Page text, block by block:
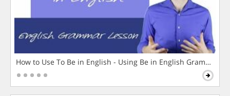
How to Use To Be in English - Using Be in English Grammar